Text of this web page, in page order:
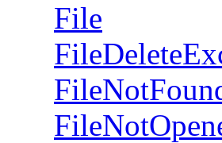
File